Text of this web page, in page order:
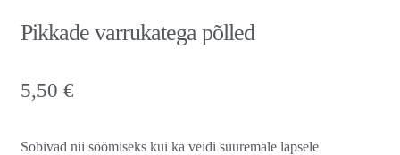
Pikkade varrukatega põlled
5,50 €
Sobivad nii söömiseks kui ka veidi suuremale lapsele